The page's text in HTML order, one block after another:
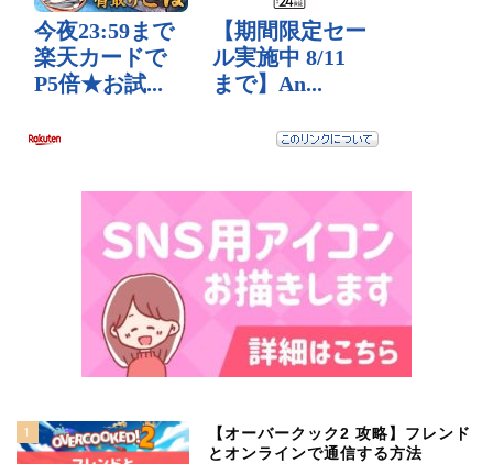
1
【オーバークック2 攻略】フレンド
とオンラインで通信する方法